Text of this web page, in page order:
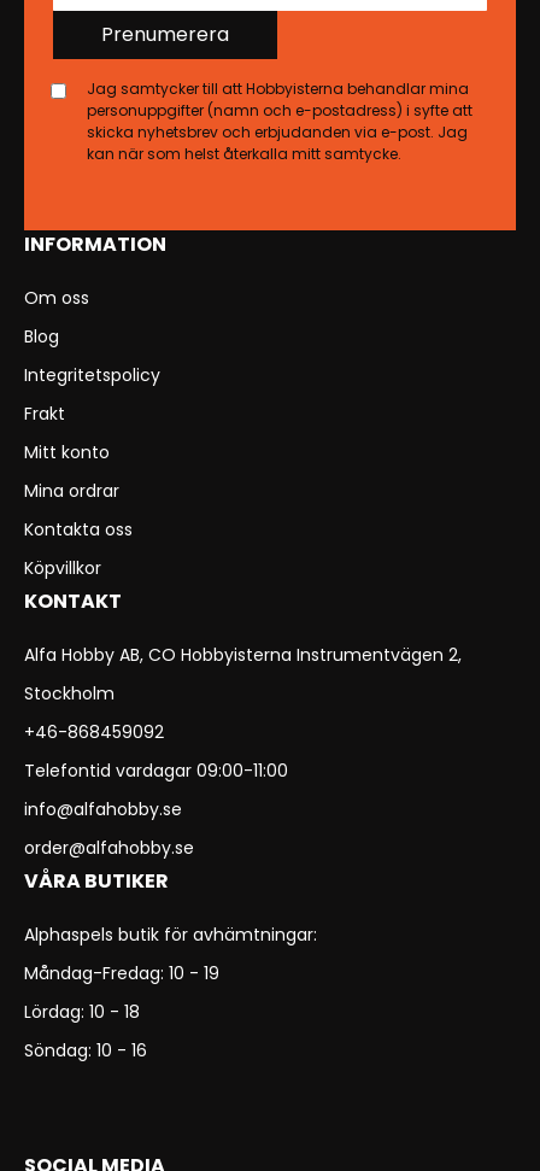
INFORMATION
Om oss
Blog
Integritetspolicy
Frakt
Mitt konto
Mina ordrar
Kontakta oss
Köpvillkor
KONTAKT
Alfa Hobby AB, CO Hobbyisterna Instrumentvägen 2,
Stockholm
+46-868459092
Telefontid vardagar 09:00-11:00
info@alfahobby.se
order@alfahobby.se
VÅRA BUTIKER
Alphaspels butik för avhämtningar:
Måndag-Fredag: 10 - 19
Lördag: 10 - 18
Söndag: 10 - 16
Prenumerera
Jag samtycker till att Hobbyisterna behandlar mina
personuppgifter (namn och e-postadress) i syfte att
skicka nyhetsbrev och erbjudanden via e-post. Jag
kan när som helst återkalla mitt samtycke.